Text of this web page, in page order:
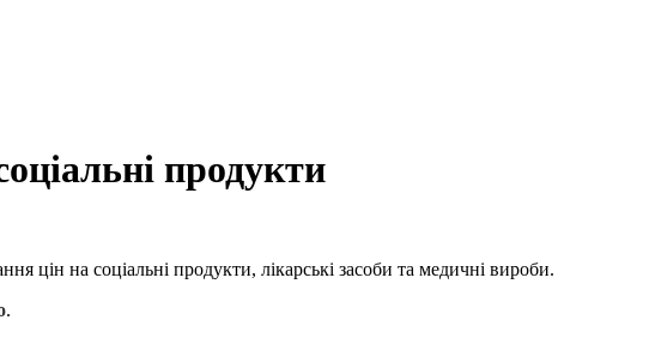
продукти
цін на соціальні продукти, лікарські засоби та медичні вироби.
.